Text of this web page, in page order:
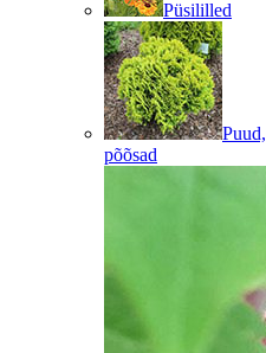
Püsililled
Puud,
põõsad